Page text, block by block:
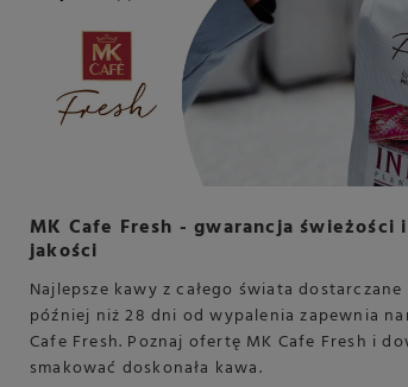
MK Cafe Fresh - gwarancja świeżości
jakości
Najlepsze kawy z całego świata
później niż 28 dni od wypalenia zapewnia
Cafe Fresh. Poznaj ofertę MK Cafe Fresh i
smakować doskonała kawa.